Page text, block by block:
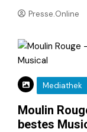
Presse.Online
Mediathek
Moulin
bestes